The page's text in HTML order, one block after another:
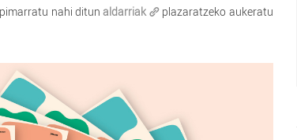
nahi ditunaldarriak
plazaratzeko aukeratu